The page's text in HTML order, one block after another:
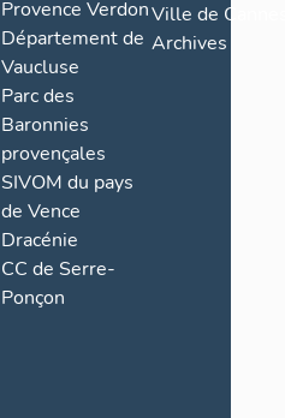
Provence Verdon
Département de
Vaucluse
Parc des
Baronnies
provençales
SIVOM du pays
de Vence
Dracénie
CC de Serre-
Ponçon
Ville de
Archives